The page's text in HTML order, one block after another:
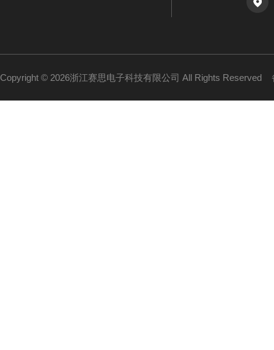
Copyright © 2026浙江赛思电子科技有限公司 All Rights Reserved